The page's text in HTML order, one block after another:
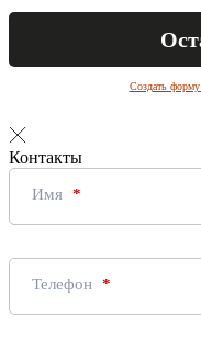
Создать форму
Контакты
Имя
Телефон